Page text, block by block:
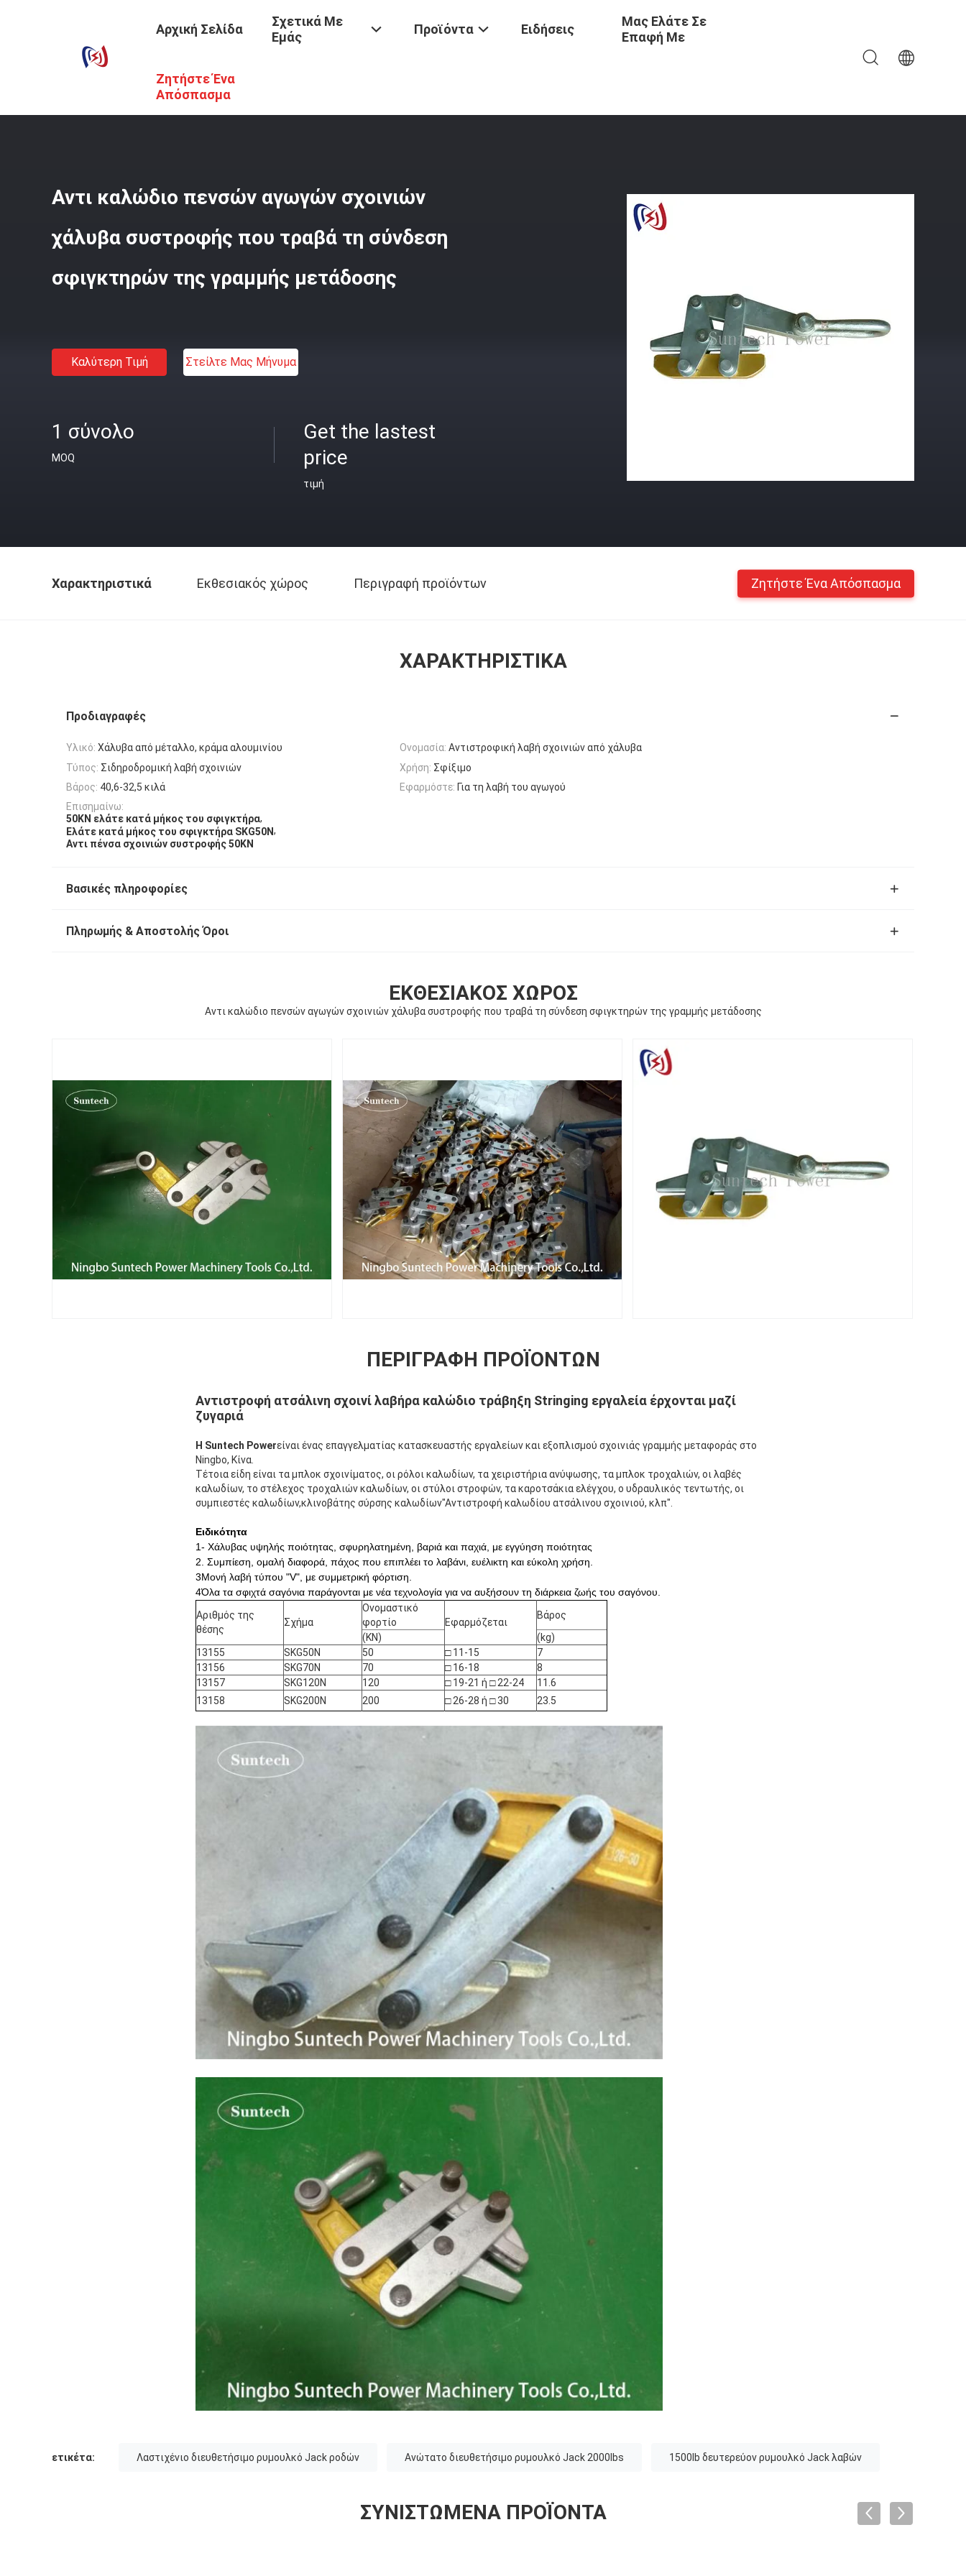
Αρχική Σελίδα
Σχετικά Με
Εμάς
Προϊόντα Ειδήσεις
Μας Ελάτε Σε
Επαφή Με
Ζητήστε Ένα
Απόσπασμα
Προϊόντα / Ελάτε Κατά Μήκος Του Σφιγκτήρα
Αντι καλώδιο πενσών αγωγών σχοινιών
χάλυβα συστροφής που τραβά τη σύνδεση
σφιγκτηρών της γραμμής μετάδοσης
Καλύτερη Τιμή Στείλτε Μας Μήνυμα
1 σύνολο
MOQ
Get the lastest
price
τιμή
Χαρακτηριστικά Εκθεσιακός χώρος Περιγραφή προϊόντων Ζητήστε Ένα Απόσπασμα
ΧΑΡΑΚΤΗΡΙΣΤΙΚΆ
Προδιαγραφές
Υλικό: Χάλυβα από μέταλλο, κράμα αλουμινίου Ονομασία: Αντιστροφική λαβή σχοινιών από χάλυβα
Τύπος: Σιδηροδρομική λαβή σχοινιών Χρήση: Σφίξιμο
Βάρος: 40,6-32,5 κιλά Εφαρμόστε: Για τη λαβή του αγωγού
Επισημαίνω:
50KN ελάτε κατά μήκος του σφιγκτήρα,
Ελάτε κατά μήκος του σφιγκτήρα SKG50N,
Αντι πένσα σχοινιών συστροφής 50KN
Βασικές πληροφορίες
Πληρωμής & Αποστολής Όροι
ΕΚΘΕΣΙΑΚΌΣ ΧΏΡΟΣ
Αντι καλώδιο πενσών αγωγών σχοινιών χάλυβα συστροφής που τραβά τη σύνδεση σφιγκτηρών της γραμμής μετάδοσης
ΠΕΡΙΓΡΑΦΉ ΠΡΟΪΌΝΤΩΝ
Αντιστροφή ατσάλινη σχοινί λαβήρα καλώδιο τράβηξη Stringing εργαλεία έρχονται μαζί
ζυγαριά
Η Suntech Powerείναι ένας επαγγελματίας κατασκευαστής εργαλείων και εξοπλισμού σχοινιάς γραμμής μεταφοράς στο
Ningbo, Κίνα.
Τέτοια είδη είναι τα μπλοκ σχοινίματος, οι ρόλοι καλωδίων, τα χειριστήρια ανύψωσης, τα μπλοκ τροχαλιών, οι λαβές
καλωδίων, το στέλεχος τροχαλιών καλωδίων, οι στύλοι στροφών, τα καροτσάκια ελέγχου, ο υδραυλικός τεντωτής, οι
συμπιεστές καλωδίων,κλινοβάτης σύρσης καλωδίων"Αντιστροφή καλωδίου ατσάλινου σχοινιού, κλπ".
Ειδικότητα
1- Χάλυβας υψηλής ποιότητας, σφυρηλατημένη, βαριά και παχιά, με εγγύηση ποιότητας
2. Συμπίεση, ομαλή διαφορά, πάχος που επιπλέει το λαβάνι, ευέλικτη και εύκολη χρήση.
3Μονή λαβή τύπου "V", με συμμετρική φόρτιση.
4Όλα τα σφιχτά σαγόνια παράγονται με νέα τεχνολογία για να αυξήσουν τη διάρκεια ζωής του σαγόνου.
Αριθμός της
θέσης
Σχήμα
Ονομαστικό
φορτίο
Εφαρμόζεται
Βάρος
(KN)
(kg)
13155
SKG50N 50 □ 11-15
7
13156
SKG70N 70 □ 16-18
8
13157
SKG120N 120 □ 19-21 ή □ 22-24
11.6
13158
SKG200N 200 □ 26-28 ή □ 30 23.5
ετικέτα: Λαστιχένιο διευθετήσιμο ρυμουλκό Jack ροδών Ανώτατο διευθετήσιμο ρυμουλκό Jack 2000lbs 1500lb δευτερεύον ρυμουλκό Jack λαβών
ΣΥΝΙΣΤΏΜΕΝΑ ΠΡΟΪΌΝΤΑ